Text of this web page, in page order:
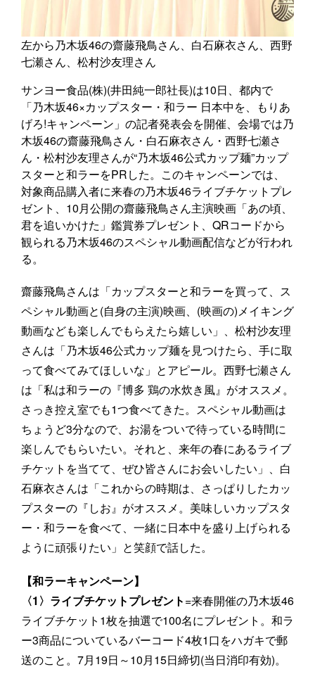
左から乃木坂46の齋藤飛鳥さん、白石麻衣さん、西野
七瀬さん、松村沙友理さん
サンヨー食品(株)(井田純一郎社長)は10日、都内で
「乃木坂46×カップスター・和ラー 日本中を、もりあ
げろ!キャンペーン」の記者発表会を開催、会場では乃
木坂46の齋藤飛鳥さん・白石麻衣さん・西野七瀬さ
ん・松村沙友理さんが“乃木坂46公式カップ麺”カップ
スターと和ラーをPRした。このキャンペーンでは、
対象商品購入者に来春の乃木坂46ライブチケットプレ
ゼント、10月公開の齋藤飛鳥さん主演映画「あの頃、
君を追いかけた」鑑賞券プレゼント、QRコードから
観られる乃木坂46のスペシャル動画配信などが行われ
る。
齋藤飛鳥さんは「カップスターと和ラーを買って、ス
ペシャル動画と(自身の主演)映画、(映画の)メイキング
動画なども楽しんでもらえたら嬉しい」、松村沙友理
さんは「乃木坂46公式カップ麺を見つけたら、手に取
って食べてみてほしいな」とアピール。西野七瀬さん
は「私は和ラーの『博多 鶏の水炊き風』がオススメ。
さっき控え室でも1つ食べてきた。スペシャル動画は
ちょうど3分なので、お湯をついで待っている時間に
楽しんでもらいたい。それと、来年の春にあるライブ
チケットを当てて、ぜひ皆さんにお会いしたい」、白
石麻衣さんは「これからの時期は、さっぱりしたカッ
プスターの『しお』がオススメ。美味しいカップスタ
ー・和ラーを食べて、一緒に日本中を盛り上げられる
ように頑張りたい」と笑顔で話した。
【和ラーキャンペーン】
〈1〉ライブチケットプレゼント=来春開催の乃木坂46
ライブチケット1枚を抽選で100名にプレゼント。和ラ
ー3商品についているバーコード4枚1口をハガキで郵
送のこと。7月19日～10月15日締切(当日消印有効)。